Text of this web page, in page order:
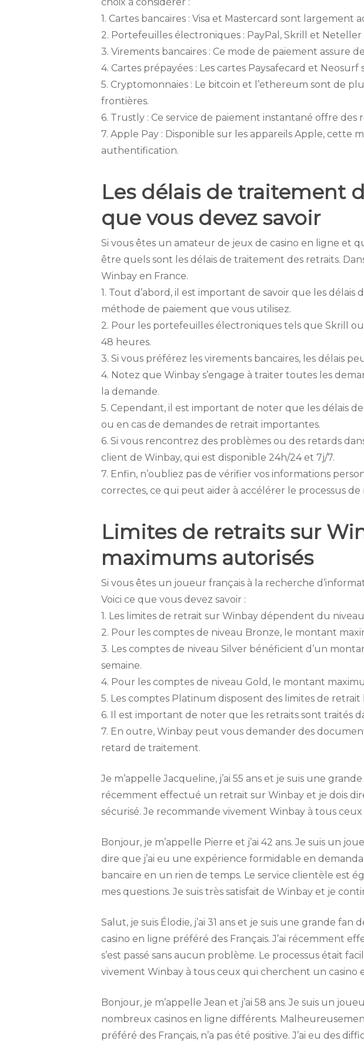
1. Cartes bancaires : Visa et Mastercard sont largement
2. Portefeuilles électroniques : PayPal, Skrill et
3. Virements bancaires : Ce mode de paiement assure
4. Cartes prépayées : Les cartes Paysafecard et
5. Cryptomonnaies : Le bitcoin et l’ethereum sont de
frontières.
6. Trustly : Ce service de paiement instantané offre
7. Apple Pay : Disponible sur les appareils Apple, cette
authentification.
Les délais de traitement
que vous devez savoir
Si vous êtes un amateur de jeux de casino en ligne et
être quels sont les délais de traitement des retraits.
Winbay en France.
1. Tout d’abord, il est important de savoir que les
méthode de paiement que vous utilisez.
2. Pour les portefeuilles électroniques tels que Skrill
48 heures.
3. Si vous préférez les virements bancaires, les délais
4. Notez que Winbay s’engage à traiter toutes les
la demande.
5. Cependant, il est important de noter que les délais
ou en cas de demandes de retrait importantes.
6. Si vous rencontrez des problèmes ou des retards
client de Winbay, qui est disponible 24h/24 et 7j/7.
7. Enfin, n’oubliez pas de vérifier vos informations
correctes, ce qui peut aider à accélérer le processus de
Limites de retraits sur
maximums autorisés
Si vous êtes un joueur français à la recherche
Voici ce que vous devez savoir :
1. Les limites de retrait sur Winbay dépendent du
2. Pour les comptes de niveau Bronze, le montant
3. Les comptes de niveau Silver bénéficient d’un
semaine.
4. Pour les comptes de niveau Gold, le montant
5. Les comptes Platinum disposent des limites de
6. Il est important de noter que les retraits sont traités
7. En outre, Winbay peut vous demander des
retard de traitement.
Je m’appelle Jacqueline, j’ai 55 ans et je suis une
récemment effectué un retrait sur Winbay et je dois
sécurisé. Je recommande vivement Winbay à tous
Bonjour, je m’appelle Pierre et j’ai 42 ans. Je suis un
dire que j’ai eu une expérience formidable en
bancaire en un rien de temps. Le service clientèle
mes questions. Je suis très satisfait de Winbay et je
Salut, je suis Élodie, j’ai 31 ans et je suis une grande
casino en ligne préféré des Français. J’ai récemment
s’est passé sans aucun problème. Le processus était
vivement Winbay à tous ceux qui cherchent un casino
Bonjour, je m’appelle Jean et j’ai 58 ans. Je suis un
nombreux casinos en ligne différents.
préféré des Français, n’a pas été positive. J’ai eu des